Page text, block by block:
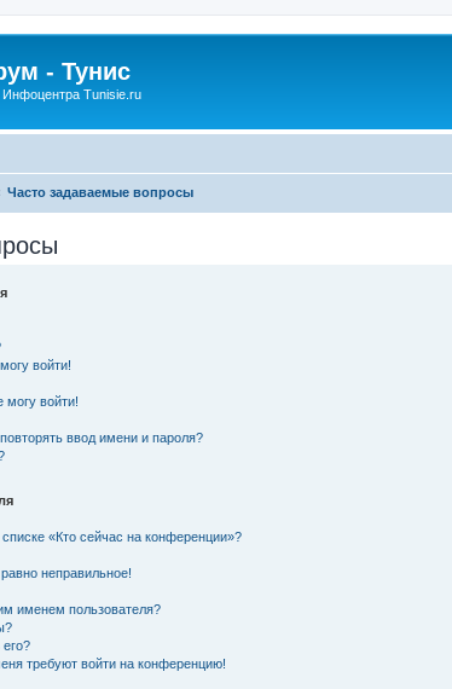
- Тунис
Tunisie.ru
Часто задаваемые вопросы
войти!
могу войти!
ввод имени и пароля?
«Кто сейчас на конференции»?
неправильное!
именем пользователя?
требуют войти на конференцию!